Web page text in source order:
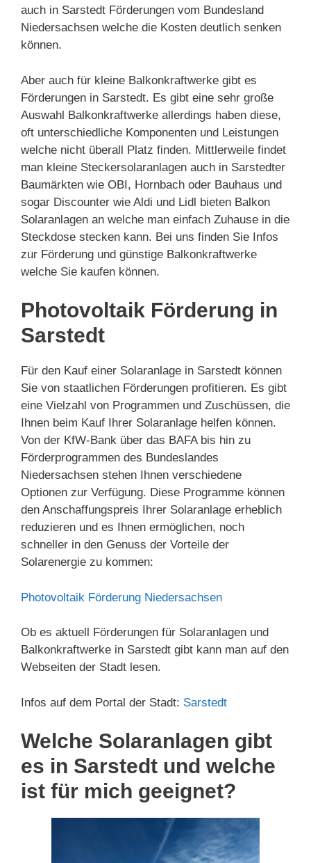
auch in Sarstedt Förderungen vom Bundesland
Niedersachsen welche die Kosten deutlich senken
können.
Aber auch für kleine Balkonkraftwerke gibt es
Förderungen in Sarstedt. Es gibt eine sehr große
Auswahl Balkonkraftwerke allerdings haben diese,
oft unterschiedliche Komponenten und Leistungen
welche nicht überall Platz finden. Mittlerweile findet
man kleine Steckersolaranlagen auch in Sarstedter
Baumärkten wie OBI, Hornbach oder Bauhaus und
sogar Discounter wie Aldi und Lidl bieten Balkon
Solaranlagen an welche man einfach Zuhause in die
Steckdose stecken kann. Bei uns finden Sie Infos
zur Förderung und günstige Balkonkraftwerke
welche Sie kaufen können.
Photovoltaik Förderung in
Sarstedt
Für den Kauf einer Solaranlage in Sarstedt können
Sie von staatlichen Förderungen profitieren. Es gibt
eine Vielzahl von Programmen und Zuschüssen, die
Ihnen beim Kauf Ihrer Solaranlage helfen können.
Von der KfW-Bank über das BAFA bis hin zu
Förderprogrammen des Bundeslandes
Niedersachsen stehen Ihnen verschiedene
Optionen zur Verfügung. Diese Programme können
den Anschaffungspreis Ihrer Solaranlage erheblich
reduzieren und es Ihnen ermöglichen, noch
schneller in den Genuss der Vorteile der
Solarenergie zu kommen:
Photovoltaik Förderung Niedersachsen
Ob es aktuell Förderungen für Solaranlagen und
Balkonkraftwerke in Sarstedt gibt kann man auf den
Webseiten der Stadt lesen.
Infos auf dem Portal der Stadt: Sarstedt
Welche Solaranlagen gibt
es in Sarstedt und welche
ist für mich geeignet?